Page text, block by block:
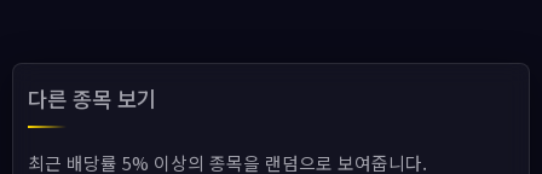
다른 종목 보기
최근 배당률 5% 이상의 종목을 랜덤으로 보여줍니다.